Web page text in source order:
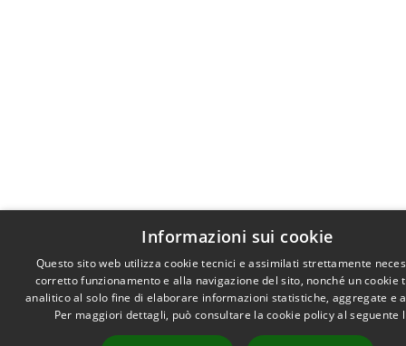
Informazioni sui cookie
Questo sito web utilizza cookie tecnici e assimilati strettamente
corretto funzionamento e alla navigazione del sito, nonché un cookie
analitico al solo fine di elaborare informazioni statistiche, aggregate e
Per maggiori dettagli, può consultare la cookie policy al seguente